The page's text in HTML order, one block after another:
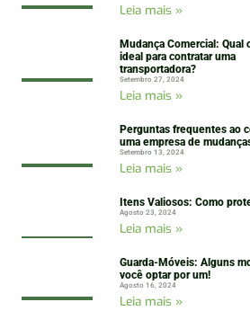
Leia mais »
Mudança Comercial: Qual
ideal para contratar uma
transportadora?
Setembro 27, 2024
Leia mais »
Perguntas frequentes ao
uma empresa de
Setembro 13, 2024
Leia mais »
Itens Valiosos: Como
Agosto 23, 2024
Leia mais »
Guarda-Móveis: Alguns
você optar por um!
Agosto 16, 2024
Leia mais »